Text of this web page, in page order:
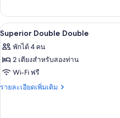
เกี่ยว
กับ
Riverview
Balcony
Suite
เปิด
ภาพถ่าย
ทั้งหมด
ของ
Superior
เ
4
Superior Double Double
พักได้ 4 คน
2 เตียงสำหรับสองท่าน
Wi-Fi ฟรี
รายละเอียดเพิ่มเติม
ราย